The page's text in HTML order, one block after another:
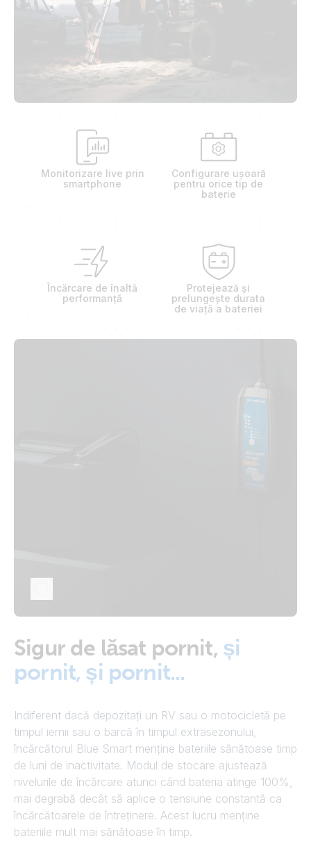
Monitorizare live prin
smartphone
Configurare ușoară
pentru orice tip de
baterie
Încărcare de înaltă
performanță
Protejează și
prelungește durata
de viață a bateriei
Sigur de lăsat pornit, și
pornit, și pornit...
Indiferent dacă depozitați un RV sau o motocicletă pe
timpul iernii sau o barcă în timpul extrasezonului,
încărcătorul Blue Smart menține bateriile sănătoase timp
de luni de inactivitate. Modul de stocare ajustează
nivelurile de încărcare atunci când bateria atinge 100%,
mai degrabă decât să aplice o tensiune constantă ca
încărcătoarele de întreținere. Acest lucru menține
bateriile mult mai sănătoase în timp.